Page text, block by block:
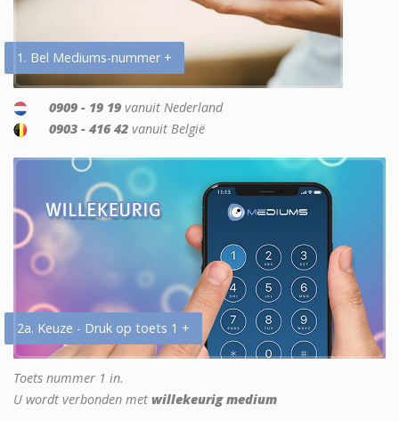
1. Bel Mediums-nummer +
0909 - 19 19 vanuit Nederland
0903 - 416 42 vanuit België
2a. Keuze - Druk op toets 1 +
Toets nummer 1 in.
U wordt verbonden met willekeurig medium